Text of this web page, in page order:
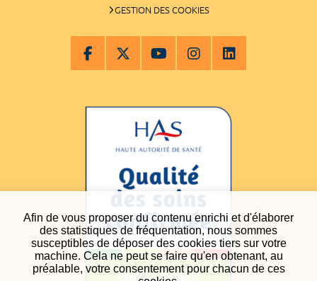
Afin de vous proposer du contenu enrichi et d'élaborer
des statistiques de fréquentation, nous sommes
susceptibles de déposer des cookies tiers sur votre
machine. Cela ne peut se faire qu'en obtenant, au
préalable, votre consentement pour chacun de ces
GESTION DES COOKIES